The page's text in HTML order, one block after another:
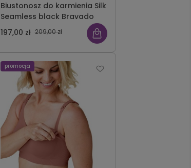
Biustonosz do karmienia Silk
Seamless black Bravado
197,00 zł 209,00 zł
promocja